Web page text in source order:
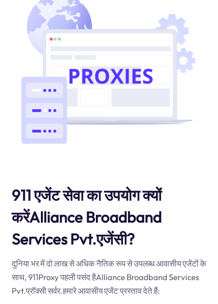
911 एजेंट सेवा का उपयोग क्यों
करेंAlliance Broadband
Services Pvt.एजेंसी?
दुनिया भर में दो लाख से अधिक नैतिक रूप से उपलब्ध आवासीय एजेंटों के
साथ, 911Proxy पहली पसंद हैAlliance Broadband Services
Pvt.प्रॉक्सी सर्वर.हमारे आवासीय एजेंट प्रस्ताव देते हैं: